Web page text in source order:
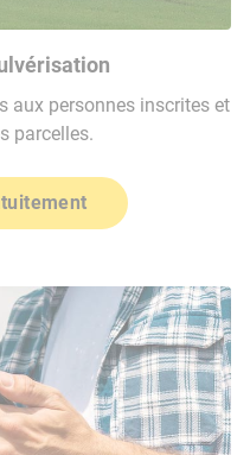
aux personnes inscrites et
parcelles.